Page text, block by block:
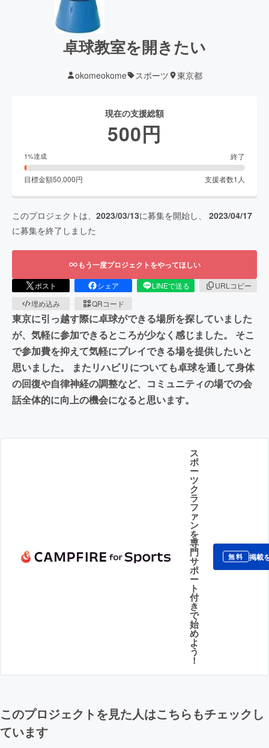
卓球教室を開きたい
okomeokome スポーツ 東京都
現在の支援総額
500円
1%達成 終了
目標金額50,000円 支援者数1 人
このプロジェクトは、 2023/03/13に募集を開始し、 2023/04/17
に募集を終了しました
もう一度プロジェクトをやってほしい
ポスト シェア LINEで送る
URLコピー
埋め込み
QRコード
東京に引っ越す際に卓球ができる場所を探していました
が、気軽に参加できるところが少なく感じました。 そこ
で参加費を抑えて気軽にプレイできる場を提供したいと
思いました。 またリハビリについても卓球を通して身体
の回復や自律神経の調整など、コミュニティの場での会
話全体的に向上の機会になると思います。
ス
ポ
ー
ツ
ク
ラ
フ
ァ
ン
を
専
門
サ
ポ
ー
ト
付
き
で
始
め
よ
う
！
無料 掲載
このプロジェクトを見た人はこちらもチェックし
ています